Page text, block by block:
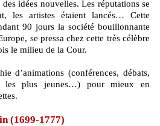
idées nouvelles. Les réputations se
les artistes étaient lancés… Cette
90 jours la société bouillonnante
se pressa chez cette très célèbre
le milieu de la Cour.
d’animations (conférences, débats,
les plus jeunes…) pour mieux en
(1699-1777)